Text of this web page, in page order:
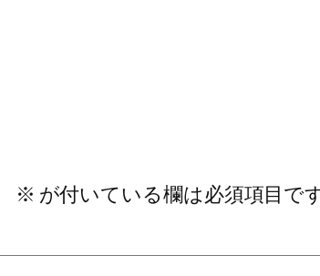
※ が付いている欄は必須項目で